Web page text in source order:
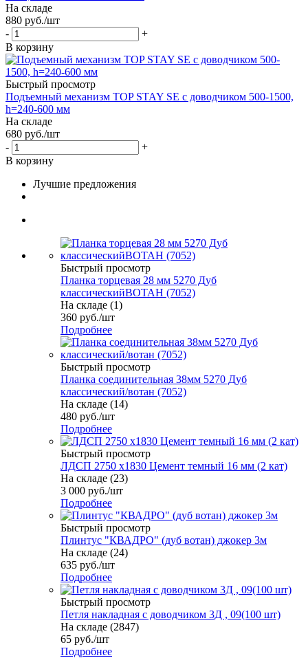
На складе
880 руб./шт
-
+
В корзину
Быстрый просмотр
Подъемный механизм TOP STAY SE с доводчиком 500-1500,
h=240-600 мм
На складе
680 руб./шт
-
+
В корзину
Лучшие предложения
Быстрый просмотр
Планка торцевая 28 мм 5270 Дуб
классическийВОТАН (7052)
На складе (1)
360 руб./шт
Подробнее
Быстрый просмотр
Планка соединительная 38мм 5270 Дуб
классический/вотан (7052)
На складе (14)
480 руб./шт
Подробнее
Быстрый просмотр
ЛДСП 2750 х1830 Цемент темный 16 мм (2 кат)
На складе (23)
3 000 руб./шт
Подробнее
Быстрый просмотр
Плинтус "КВАДРО" (дуб вотан) джокер 3м
На складе (24)
635 руб./шт
Подробнее
Быстрый просмотр
Петля накладная с доводчиком 3Д , 09(100 шт)
На складе (2847)
65 руб./шт
Подробнее